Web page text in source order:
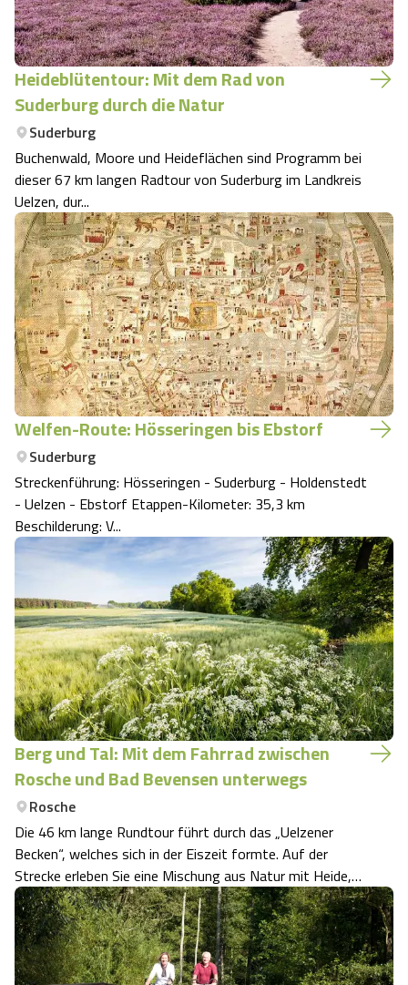
Heideblütentour: Mit dem Rad von
Suderburg durch die Natur
Suderburg
Buchenwald, Moore und Heideflächen sind Programm bei
dieser 67 km langen Radtour von Suderburg im Landkreis
Uelzen, dur...
Welfen-Route: Hösseringen bis Ebstorf
Suderburg
Streckenführung: Hösseringen - Suderburg - Holdenstedt
- Uelzen - Ebstorf Etappen-Kilometer: 35,3 km
Beschilderung: V...
Berg und Tal: Mit dem Fahrrad zwischen
Rosche und Bad Bevensen unterwegs
Rosche
Die 46 km lange Rundtour führt durch das „Uelzener
Becken“, welches sich in der Eiszeit formte. Auf der
Strecke erleben Sie eine Mischung aus Natur mit Heide,
Moor und Wasser und Kultur in Form von Kirchen,
Kapellen und archäologischen Zeitspuren wie
Hügelgräbern. Im Sommer und Herbst stehen die Ch…